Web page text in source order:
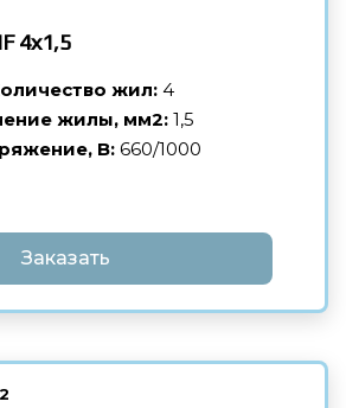
4х1,5
жил: 4
жилы, мм2: 1,5
В: 660/1000
Заказать